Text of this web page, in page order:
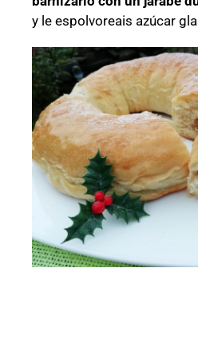
y le espolvoreais azúcar